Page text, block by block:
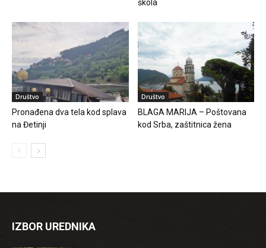
škola
Društvo
Pronađena dva tela kod splava
na Đetinji
Društvo
BLAGA MARIJA – Poštovana
kod Srba, zaštitnica žena
IZBOR UREDNIKA